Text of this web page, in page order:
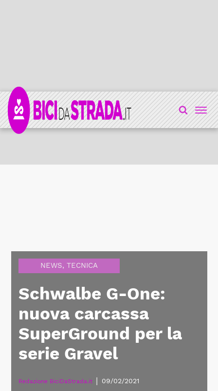
NEWS, TECNICA
Schwalbe G-One:
nuova carcassa
SuperGround per la
serie Gravel
Redazione BiciDaStrada.it 09/02/2021